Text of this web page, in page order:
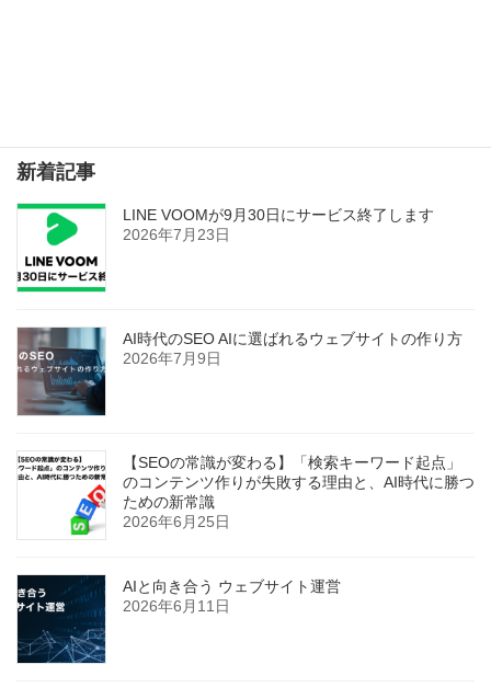
新着記事
LINE VOOMが9月30日にサービス終了します
2026年7月23日
AI時代のSEO AIに選ばれるウェブサイトの作り方
2026年7月9日
【SEOの常識が変わる】「検索キーワード起点」
のコンテンツ作りが失敗する理由と、AI時代に勝つ
ための新常識
2026年6月25日
AIと向き合う ウェブサイト運営
2026年6月11日